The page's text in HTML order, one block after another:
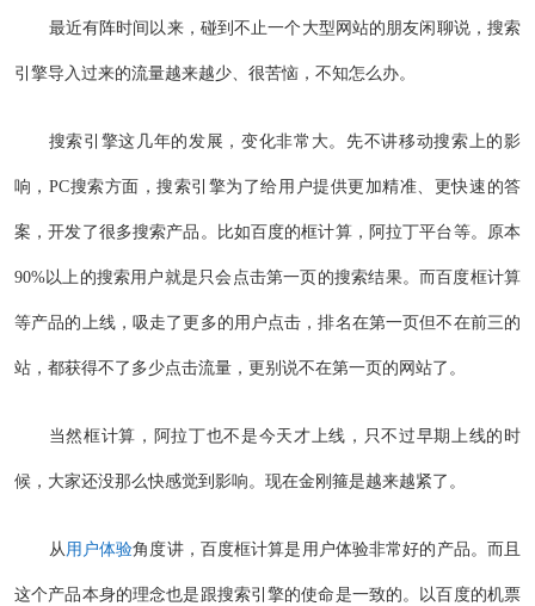
最近有阵时间以来，碰到不止一个大型网站的朋友闲聊说，搜索
引擎导入过来的流量越来越少、很苦恼，不知怎么办。
搜索引擎这几年的发展，变化非常大。先不讲移动搜索上的影
响，PC搜索方面，搜索引擎为了给用户提供更加精准、更快速的答
案，开发了很多搜索产品。比如百度的框计算，阿拉丁平台等。原本
90%以上的搜索用户就是只会点击第一页的搜索结果。而百度框计算
等产品的上线，吸走了更多的用户点击，排名在第一页但不在前三的
站，都获得不了多少点击流量，更别说不在第一页的网站了。
当然框计算，阿拉丁也不是今天才上线，只不过早期上线的时
候，大家还没那么快感觉到影响。现在金刚箍是越来越紧了。
从 用户体验角度讲，百度框计算是用户体验非常好的产品。而且
这个产品本身的理念也是跟搜索引擎的使命是一致的。以百度的机票